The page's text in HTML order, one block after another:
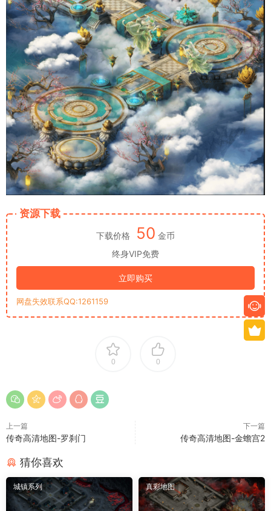
资源下载
下载价格 50 金币
终身VIP免费
立即购买
网盘失效联系QQ:1261159
0 0
上一篇
传奇高清地图-罗刹门
下一篇
传奇高清地图-金蟾宫2
猜你喜欢
城镇系列 真彩地图